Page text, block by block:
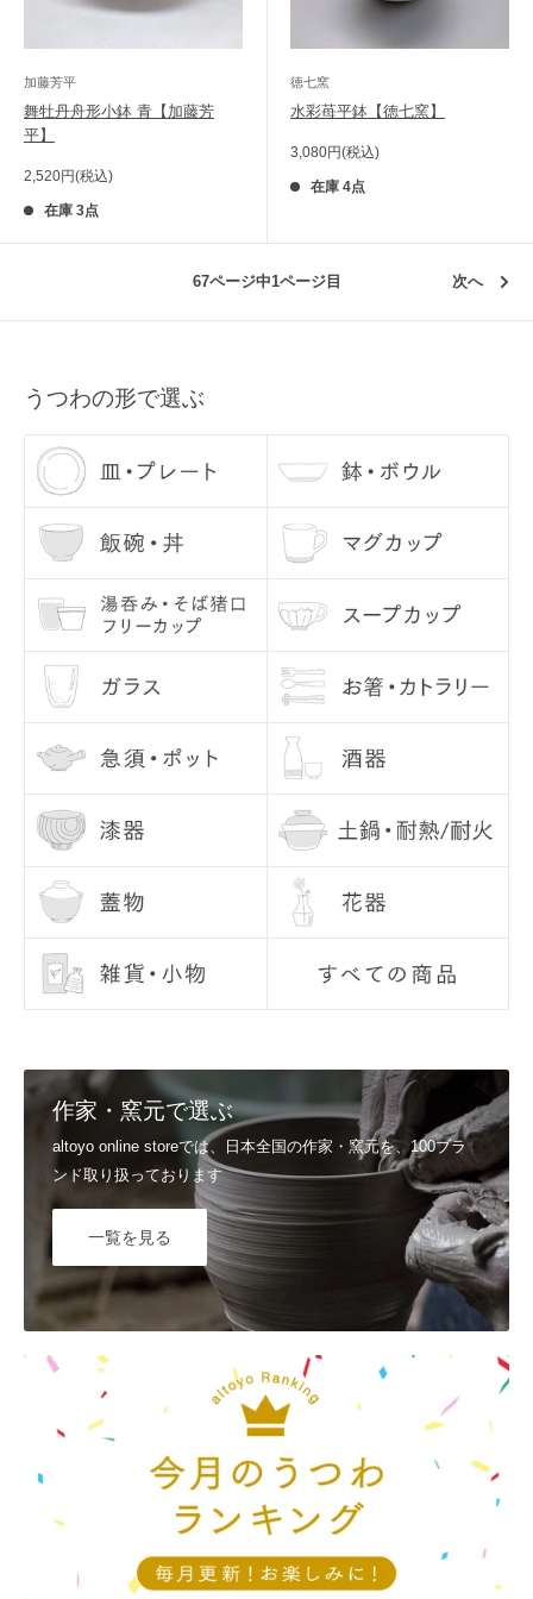
加藤芳平
舞牡丹舟形小鉢 青【加藤芳
平】
販
売
価
格
2,520円(税込)
在庫 3点
徳七窯
水彩苺平鉢【徳七窯】
販
売
価
格
3,080円(税込)
在庫 4点
67ページ中1ページ目 次へ
うつわの形で選ぶ
作家・窯元で選ぶ
altoyo online storeでは、日本全国の作家・窯元を、100ブラ
ンド取り扱っております
一覧を見る